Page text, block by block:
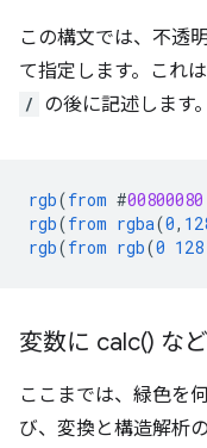
この構文では、不透
て指定します。これ
/ の後に記述します。
rgb(from #00800080
rgb(from rgba(0,
rgb(from rgb(0 128
変数に calc() な
ここまでは、緑色を
び、変換と構造解析